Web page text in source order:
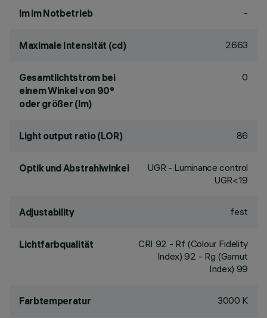
lm im Notbetrieb -
Maximale Intensität (cd) 2663
Gesamtlichtstrom bei
einem Winkel von 90°
oder größer (lm)
0
Light output ratio (LOR) 86
Optik und Abstrahlwinkel
UGR - Luminance control
UGR<19
Adjustability fest
Lichtfarbqualität CRI 92 - Rf (Colour Fidelity
Index) 92 - Rg (Gamut
Index) 99
Farbtemperatur 3000 K